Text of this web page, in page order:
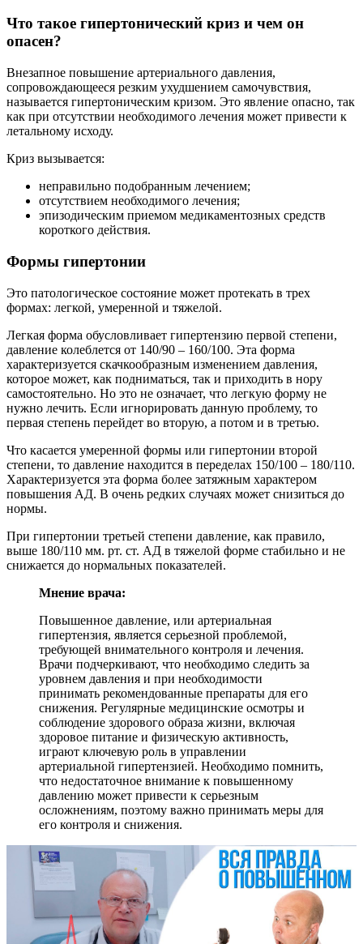
Что такое гипертонический криз и чем он
опасен?
Внезапное повышение артериального давления,
сопровождающееся резким ухудшением самочувствия,
называется гипертоническим кризом. Это явление опасно, так
как при отсутствии необходимого лечения может привести к
летальному исходу.
Криз вызывается:
неправильно подобранным лечением;
отсутствием необходимого лечения;
эпизодическим приемом медикаментозных средств
короткого действия.
Формы гипертонии
Это патологическое состояние может протекать в трех
формах: легкой, умеренной и тяжелой.
Легкая форма обусловливает гипертензию первой степени,
давление колеблется от 140/90 – 160/100. Эта форма
характеризуется скачкообразным изменением давления,
которое может, как подниматься, так и приходить в нору
самостоятельно. Но это не означает, что легкую форму не
нужно лечить. Если игнорировать данную проблему, то
первая степень перейдет во вторую, а потом и в третью.
Что касается умеренной формы или гипертонии второй
степени, то давление находится в переделах 150/100 – 180/110.
Характеризуется эта форма более затяжным характером
повышения АД. В очень редких случаях может снизиться до
нормы.
При гипертонии третьей степени давление, как правило,
выше 180/110 мм. рт. ст. АД в тяжелой форме стабильно и не
снижается до нормальных показателей.
Мнение врача:
Повышенное давление, или артериальная
гипертензия, является серьезной проблемой,
требующей внимательного контроля и лечения.
Врачи подчеркивают, что необходимо следить за
уровнем давления и при необходимости
принимать рекомендованные препараты для его
снижения. Регулярные медицинские осмотры и
соблюдение здорового образа жизни, включая
здоровое питание и физическую активность,
играют ключевую роль в управлении
артериальной гипертензией. Необходимо помнить,
что недостаточное внимание к повышенному
давлению может привести к серьезным
осложнениям, поэтому важно принимать меры для
его контроля и снижения.